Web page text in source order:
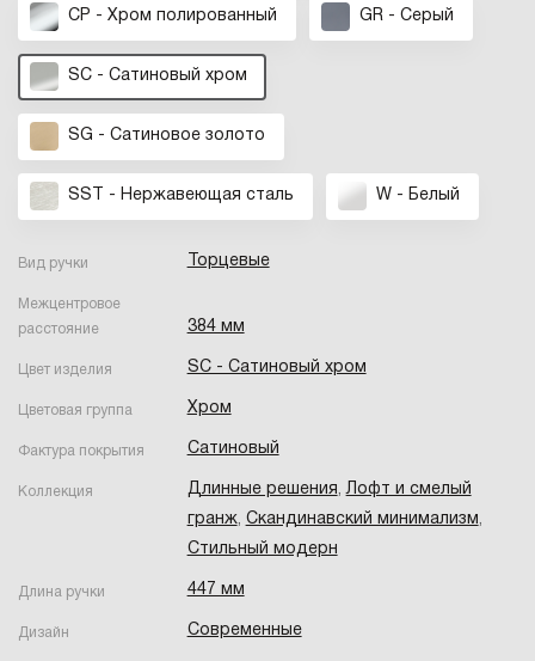
CP - Хром полированный GR - Серый
SC - Сатиновый хром
SG - Сатиновое золото
SST - Нержавеющая сталь W - Белый
Вид ручки Торцевые
Межцентровое
расстояние
384 мм
Цвет изделия SC - Сатиновый хром
Цветовая группа Хром
Фактура покрытия Сатиновый
Коллекция Длинные решения,Лофт и смелый
гранж, Скандинавский минимализм,
Стильный модерн
Длина ручки 447 мм
Дизайн Современные